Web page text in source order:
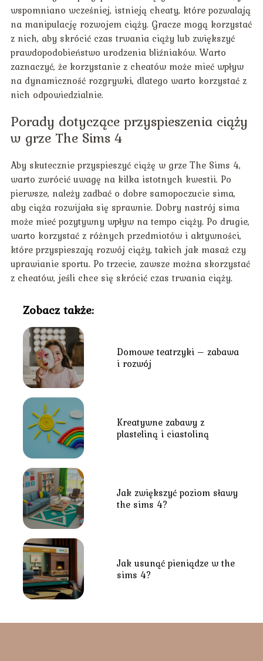
wspomniano wcześniej, istnieją cheaty, które pozwalają
na manipulację rozwojem ciąży. Gracze mogą korzystać
z nich, aby skrócić czas trwania ciąży lub zwiększyć
prawdopodobieństwo urodzenia bliźniaków. Warto
zaznaczyć, że korzystanie z cheatów może mieć wpływ
na dynamiczność rozgrywki, dlatego warto korzystać z
nich odpowiedzialnie.
Porady dotyczące przyspieszenia ciąży
w grze The Sims 4
Aby skutecznie przyspieszyć ciążę w grze The Sims 4,
warto zwrócić uwagę na kilka istotnych kwestii. Po
pierwsze, należy zadbać o dobre samopoczucie sima,
aby ciąża rozwijała się sprawnie. Dobry nastrój sima
może mieć pozytywny wpływ na tempo ciąży. Po drugie,
warto korzystać z różnych przedmiotów i aktywności,
które przyspieszają rozwój ciąży, takich jak masaż czy
uprawianie sportu. Po trzecie, zawsze można skorzystać
z cheatów, jeśli chce się skrócić czas trwania ciąży.
Zobacz także:
Domowe teatrzyki – zabawa
i rozwój
Kreatywne zabawy z
plasteliną i ciastoliną
Jak zwiększyć poziom sławy
the sims 4?
Jak usunąć pieniądze w the
sims 4?